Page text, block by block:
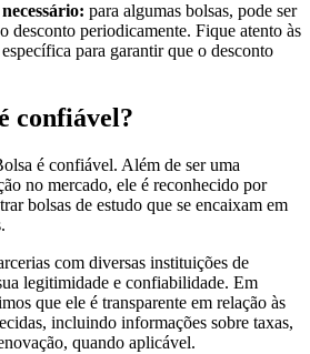
para algumas bolsas, pode ser
desconto periodicamente. Fique atento às
para garantir que o desconto
confiável?
é confiável. Além de ser uma
no mercado, ele é reconhecido por
bolsas de estudo que se encaixam em
com diversas instituições de
legitimidade e confiabilidade. Em
que ele é transparente em relação às
incluindo informações sobre taxas,
quando aplicável.